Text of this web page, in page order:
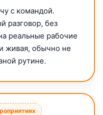
с командой.
разговор, без
реальные рабочие
живая, обычно не
рутине.